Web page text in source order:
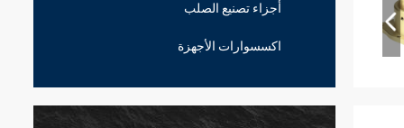
أجزاء تصنيع الصلب
اكسسوارات الأجهزة